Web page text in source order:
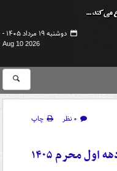
دوشنبه ۱۹ مرداد ۱۴۰۵ -
Aug 10 2026
۰ نظر
چاپ
محرم ۱۴۰۵